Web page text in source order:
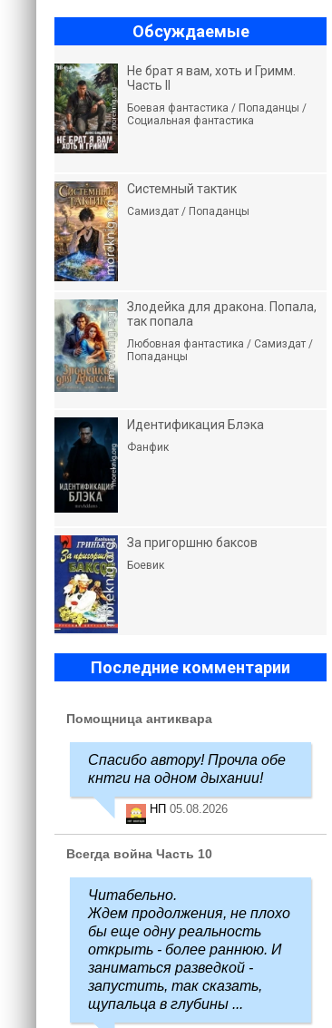
Обсуждаемые
Не брат я вам, хоть и Гримм.
Часть II
Боевая фантастика / Попаданцы /
Социальная фантастика
Системный тактик
Самиздат / Попаданцы
Злодейка для дракона. Попала,
так попала
Любовная фантастика / Самиздат /
Попаданцы
Идентификация Блэка
Фанфик
За пригоршню баксов
Боевик
Последние комментарии
Помощница антиквара
Спасибо автору! Прочла обе
кнтги на одном дыхании!
НП 05.08.2026
Всегда война Часть 10
Читабельно.
Ждем продолжения, не плохо
бы еще одну реальность
открыть - более раннюю. И
заниматься разведкой -
запустить, так сказать,
щупальца в глубины ...